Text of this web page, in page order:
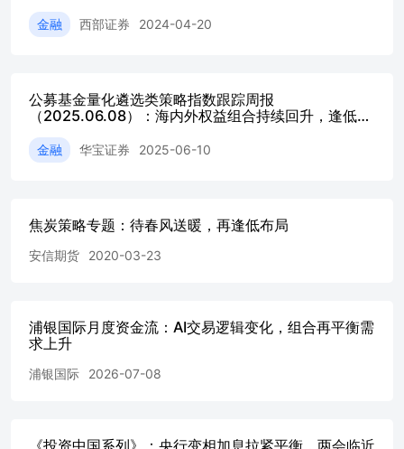
金融 西部证券 2024-04-20
公募基金量化遴选类策略指数跟踪周报
（2025.06.08）：海内外权益组合持续回升，逢低布
金融 华宝证券 2025-06-10
焦炭策略专题：待春风送暖，再逢低布局
安信期货 2020-03-23
浦银国际月度资金流：AI交易逻辑变化，组合再平衡需
求上升
浦银国际 2026-07-08
《投资中国系列》：央行变相加息拉紧平衡，两会临近